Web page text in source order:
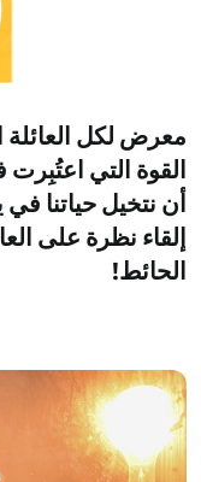
معرض لكل العائلة
القوة التي
أن نتخيل حياتنا
إلقاء نظرة على
الحائط!